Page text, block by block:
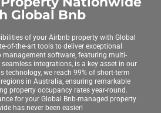
Global Bnb
of your Airbnb property with Global
of-the-art tools to deliver exceptional
management software, featuring multi-
integrations, is a key asset in our
technology, we reach 99% of short-term
in Australia, ensuring remarkable
property occupancy rates year-round.
for your Global Bnb-managed property
has never been easier!